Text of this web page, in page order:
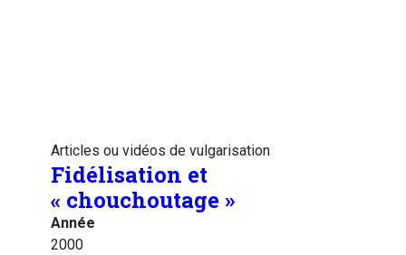
Articles ou vidéos de vulgarisation
Fidélisation et
« chouchoutage »
Année
2000